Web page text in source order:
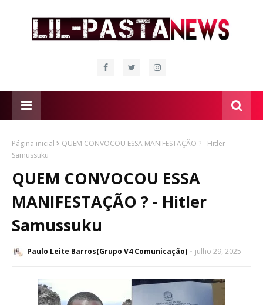
Página inicial
QUEM CONVOCOU ESSA MANIFESTAÇÃO ? - Hitler
Samussuku
QUEM CONVOCOU ESSA
MANIFESTAÇÃO ? - Hitler
Samussuku
Paulo Leite Barros(Grupo V4 Comunicação) julho 29, 2025